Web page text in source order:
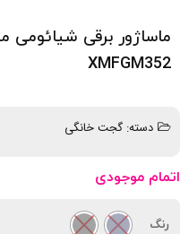
XMFGM352
دسته: گجت خانگی
اتمام موجودی
رنگ